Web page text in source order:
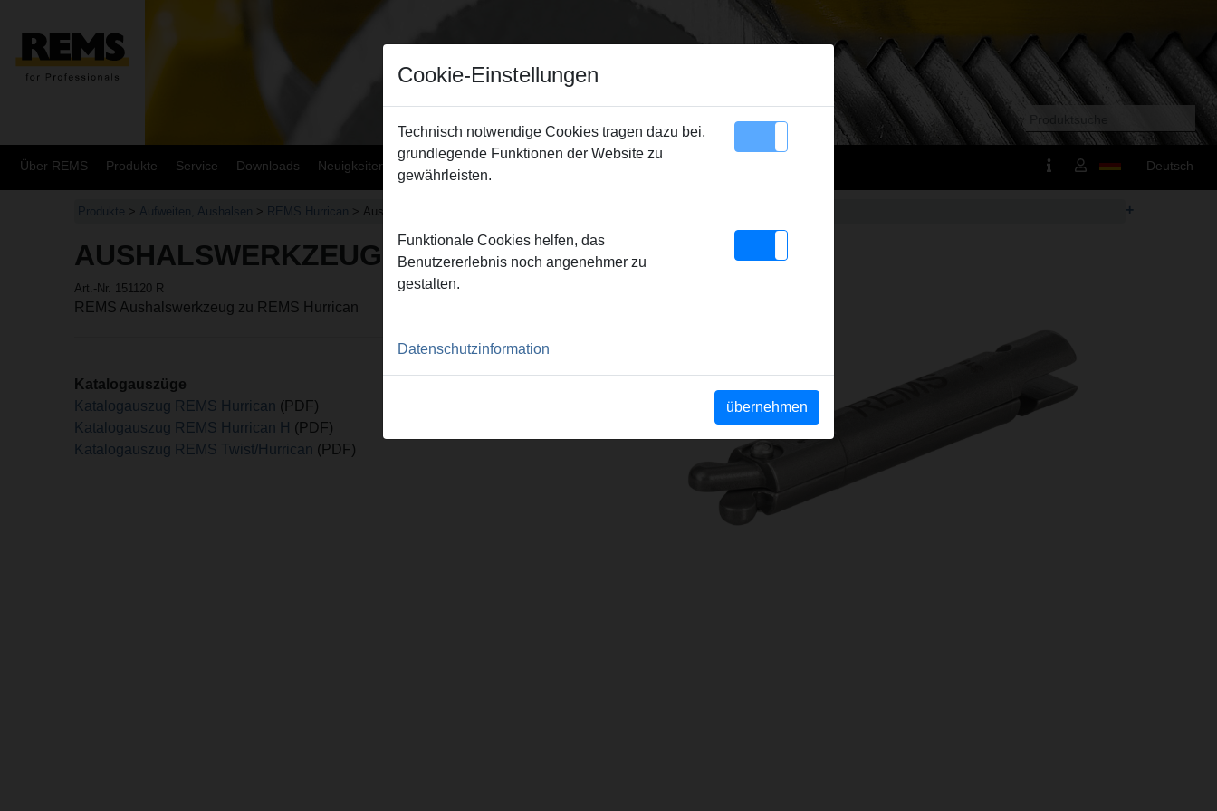
Über REMS Produkte Service Downloads Neuigkeiten Sitemap Deutsch
Produkte > Aufweiten, Aushalsen > REMS Hurrican > Aushalswerkzeug Ø 14 mm +
AUSHALSWERKZEUG Ø 14 MM
Art.-Nr. 151120 R
REMS Aushalswerkzeug zu REMS Hurrican
Katalogauszüge
Katalogauszug REMS Hurrican (PDF)
Katalogauszug REMS Hurrican H (PDF)
Katalogauszug REMS Twist/Hurrican (PDF)
Cookie-Einstellungen
Technisch notwendige Cookies tragen dazu bei,
grundlegende Funktionen der Website zu
gewährleisten.
Funktionale Cookies helfen, das
Benutzererlebnis noch angenehmer zu
gestalten.
Datenschutzinformation
übernehmen